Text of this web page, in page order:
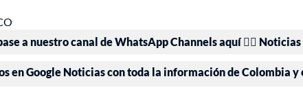
a nuestro canal de WhatsApp Channels aquí 👉🏻
en Google Noticias con toda la información de Colombia y